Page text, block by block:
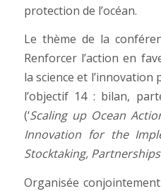
protection de l’océan.
Le thème de la
Renforcer l’action en
la science et
l’objectif 14 : bilan,
(‘Scaling up Ocean
Innovation for the
Stocktaking,
Organisée